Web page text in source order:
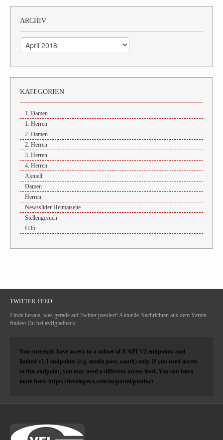
ARCHIV
Archiv
KATEGORIEN
1. Damen
1. Herren
2. Damen
2. Herren
3. Herren
4. Herren
Aktuell
Damen
Herren
Newsslider Heimatseite
Stellengesuch
Ü35
TWITTER-FEED
Finde heraus, was gerade auf Twitter passiert! Aktuelle Nachrichten aus dem Verein
findest Du bei #vflgladbeck:
You currently have access to a subset of X API V2 endpoints and
limited v1.1 endpoints (e.g. media post, oauth) only. If you need access
to this endpoint, you may need a different access level. You can learn
more here: https://developer.x.com/en/portal/product